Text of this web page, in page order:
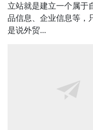
立站就是建立一个属于
品信息、企业信息等，
是说外贸...